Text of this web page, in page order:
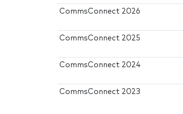
CommsConnect 2026
CommsConnect 2025
CommsConnect 2024
CommsConnect 2023